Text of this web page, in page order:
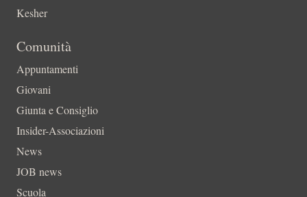
Kesher
Comunità
Appuntamenti
Giovani
Giunta e Consiglio
Insider-Associazioni
News
JOB news
Scuola